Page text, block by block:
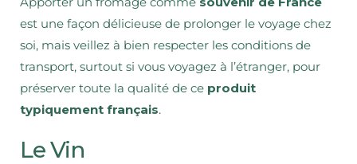
est une façon délicieuse de prolonger le voyage chez
soi, mais veillez à bien respecter les conditions de
transport, surtout si vous voyagez à l’étranger, pour
préserver toute la qualité de ce produit
typiquement français.
Le Vin